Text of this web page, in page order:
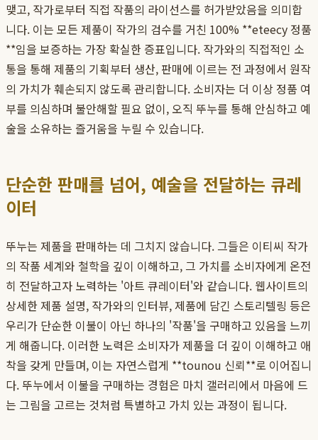
맺고, 작가로부터 직접 작품의 라이선스를 허가받았음을 의미합
니다. 이는 모든 제품이 작가의 검수를 거친 100% **eteecy 정품
**임을 보증하는 가장 확실한 증표입니다. 작가와의 직접적인 소
통을 통해 제품의 기획부터 생산, 판매에 이르는 전 과정에서 원작
의 가치가 훼손되지 않도록 관리합니다. 소비자는 더 이상 정품 여
부를 의심하며 불안해할 필요 없이, 오직 뚜누를 통해 안심하고 예
술을 소유하는 즐거움을 누릴 수 있습니다.
단순한 판매를 넘어, 예술을 전달하는 큐레
이터
뚜누는 제품을 판매하는 데 그치지 않습니다. 그들은 이티씨 작가
의 작품 세계와 철학을 깊이 이해하고, 그 가치를 소비자에게 온전
히 전달하고자 노력하는 '아트 큐레이터'와 같습니다. 웹사이트의
상세한 제품 설명, 작가와의 인터뷰, 제품에 담긴 스토리텔링 등은
우리가 단순한 이불이 아닌 하나의 '작품'을 구매하고 있음을 느끼
게 해줍니다. 이러한 노력은 소비자가 제품을 더 깊이 이해하고 애
착을 갖게 만들며, 이는 자연스럽게 **tounou 신뢰**로 이어집니
다. 뚜누에서 이불을 구매하는 경험은 마치 갤러리에서 마음에 드
는 그림을 고르는 것처럼 특별하고 가치 있는 과정이 됩니다.